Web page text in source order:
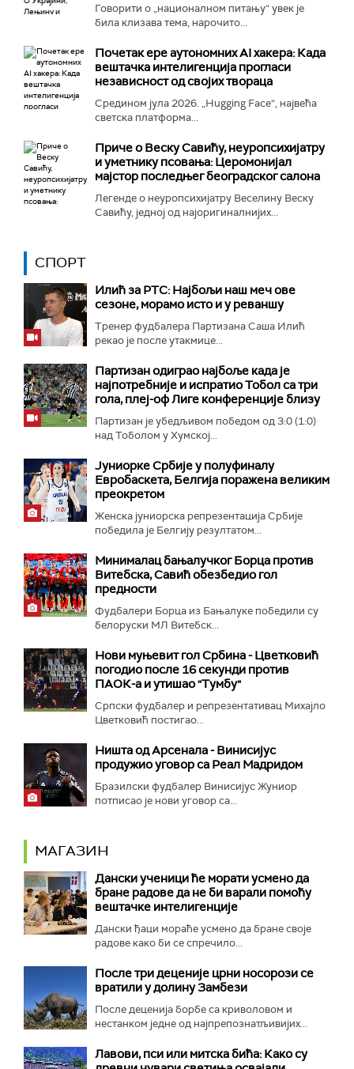
Говорити о „националном питању“ увек је
била клизава тема, нарочито...
Почетак ере аутономних AI хакера: Када
вештачка интелигенција прогласи
независност од својих твораца
Средином јула 2026. „Hugging Face“, највећа
светска платформа...
Приче о Веску Савићу, неуропсихијатру
и уметнику псовања: Церомонијал
мајстор последњег београдског салона
Легенде о неуропсихијатру Веселину Веску
Савићу, једној од најоригиналнијих...
СПОРТ
Илић за РТС: Најбољи наш меч ове
сезоне, морамо исто и у реваншу
Тренер фудбалера Партизана Саша Илић
рекао је после утакмице...
Партизан одиграо најбоље када је
најпотребније и испратио Тобол са три
гола, плеј-оф Лиге конференције близу
Партизан је убедљивом победом од 3:0 (1:0)
над Тоболом у Хумској...
Јуниорке Србије у полуфиналу
Евробаскета, Белгија поражена великим
преокретом
Женска јуниорска репрезентација Србије
победила је Белгију резултатом...
Минималац бањалучког Борца против
Витебска, Савић обезбедио гол
предности
Фудбалери Борца из Бањалуке победили су
белоруски МЛ Витебск...
Нови муњевит гол Србина - Цветковић
погодио после 16 секунди против
ПАОК-а и утишао "Тумбу"
Српски фудбалер и репрезентативац Михајло
Цветковић постигао...
Ништа од Арсенала - Винисијус
продужио уговор са Реал Мадридом
Бразилски фудбалер Винисијус Жуниор
потписао је нови уговор са...
МАГАЗИН
Дански ученици ће морати усмено да
бране радове да не би варали помоћу
вештачке интелигенције
Дански ђаци мораће усмено да бране своје
радове како би се спречило...
После три деценије црни носорози се
вратили у долину Замбези
После деценија борбе са криволовом и
нестанком једне од најпрепознатљивијих...
Лавови, пси или митска бића: Како су